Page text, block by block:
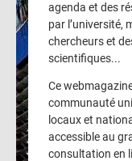
agenda et des
par l’université,
chercheurs et
scientifiques...
Ce
communauté
locaux et
accessible au
consultation en